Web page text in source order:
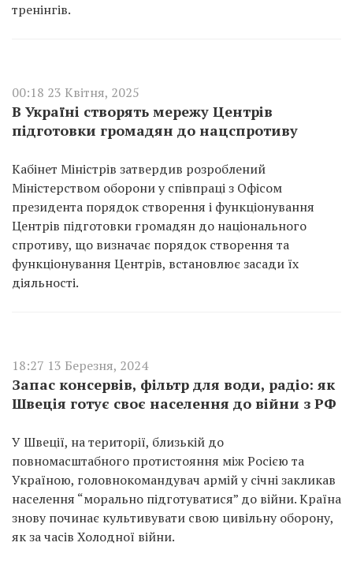
тренінгів.
00:18 23 Квітня, 2025
В Україні створять мережу Центрів
підготовки громадян до нацспротиву
Кабінет Міністрів затвердив розроблений
Міністерством оборони у співпраці з Офісом
президента порядок створення і функціонування
Центрів підготовки громадян до національного
спротиву, що визначає порядок створення та
функціонування Центрів, встановлює засади їх
діяльності.
18:27 13 Березня, 2024
Запас консервів, фільтр для води, радіо: як
Швеція готує своє населення до війни з РФ
У Швеції, на території, близькій до
повномасштабного протистояння між Росією та
Україною, головнокомандувач армій у січні закликав
населення “морально підготуватися” до війни. Країна
знову починає культивувати свою цивільну оборону,
як за часів Холодної війни.